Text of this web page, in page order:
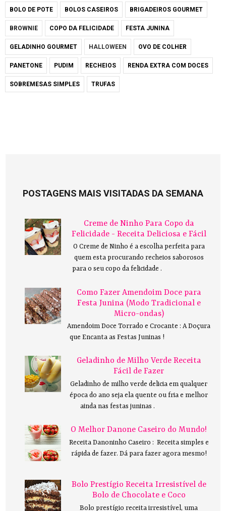
BOLO DE POTE BOLOS CASEIROS BRIGADEIROS GOURMET
BROWNIE COPO DA FELICIDADE FESTA JUNINA
GELADINHO GOURMET HALLOWEEN OVO DE COLHER
PANETONE PUDIM RECHEIOS RENDA EXTRA COM DOCES
SOBREMESAS SIMPLES TRUFAS
POSTAGENS MAIS VISITADAS DA SEMANA
Creme de Ninho Para Copo da
Felicidade - Receita Deliciosa e Fácil
O Creme de Ninho é a escolha perfeita para
quem esta procurando recheios saborosos
para o seu copo da felicidade .
Como Fazer Amendoim Doce para
Festa Junina (Modo Tradicional e
Micro-ondas)
Amendoim Doce Torrado e Crocante : A Doçura
que Encanta as Festas Juninas !
Geladinho de Milho Verde Receita
Fácil de Fazer
Geladinho de milho verde delicia em qualquer
época do ano seja ela quente ou fria e melhor
ainda nas festas juninas .
O Melhor Danone Caseiro do Mundo!
Receita Danoninho Caseiro : Receita simples e
rápida de fazer. Dá para fazer agora mesmo!
Bolo Prestígio Receita Irresistível de
Bolo de Chocolate e Coco
Bolo prestígio receita irresistível, uma